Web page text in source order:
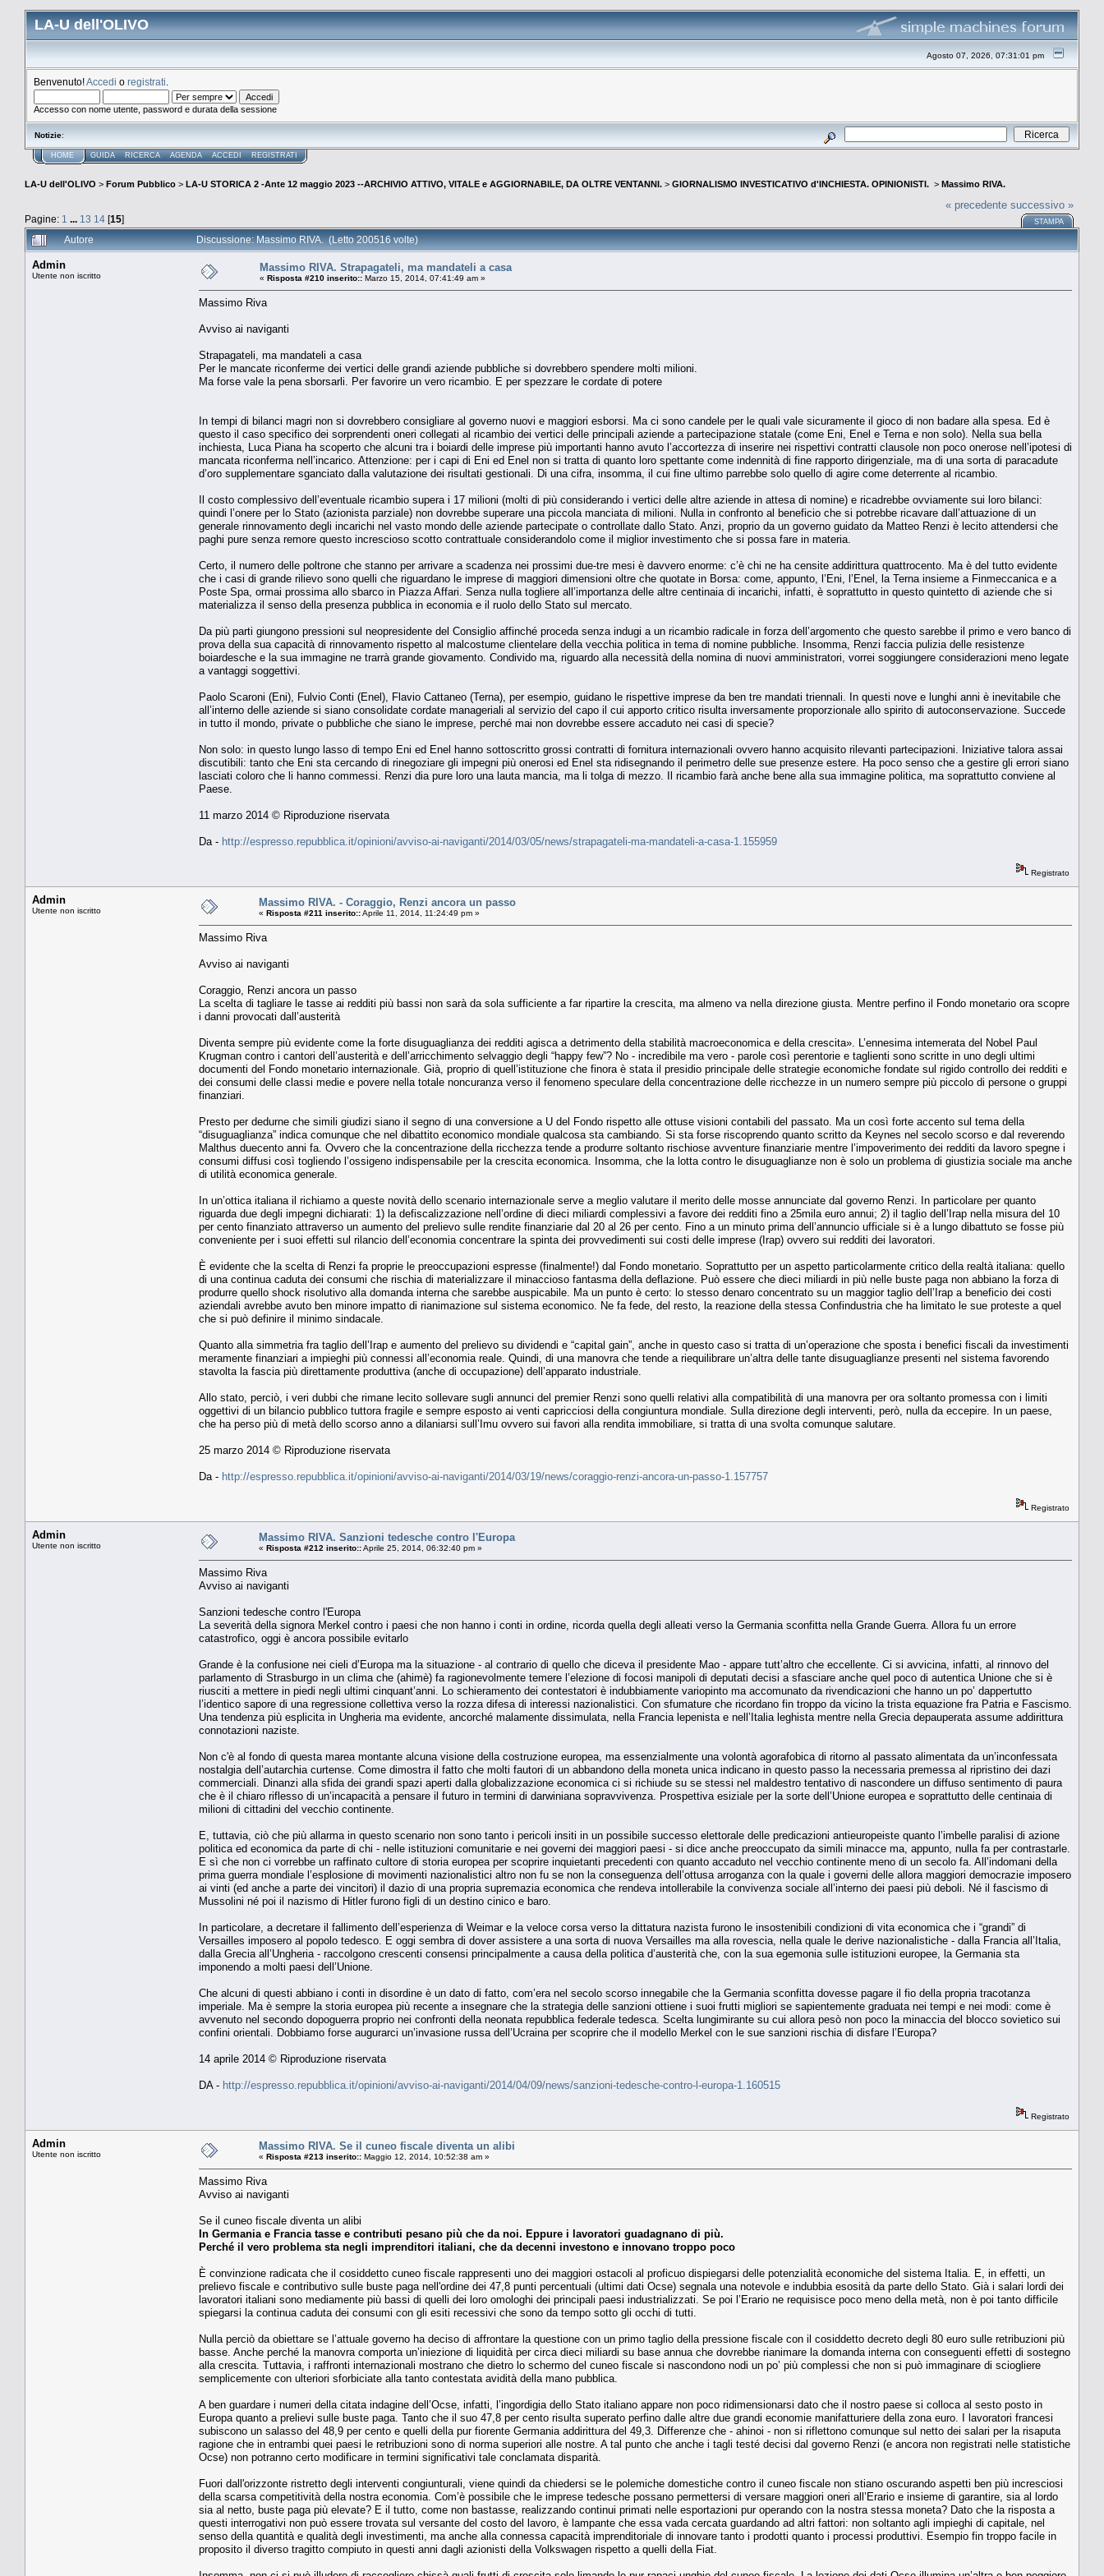
LA-U dell'OLIVO
Agosto 07, 2026, 07:31:01 pm
Benvenuto!Accedi o registrati
Accesso con nome utente, password e durata della sessione
Notizie:
HOME GUIDA RICERCA AGENDA ACCEDI REGISTRATI
LA-U dell'OLIVO > Forum Pubblico > LA-U STORICA 2 -Ante 12 maggio 2023 --ARCHIVIO ATTIVO, VITALE e AGGIORNABILE, DA OLTRE VENTANNI. > GIORNALISMO INVESTICATIVO d'INCHIESTA. OPINIONISTI. > Massimo RIVA.
Pagine: 1 ... 13 14 [15]
« precedente successivo »
STAMPA
Autore Discussione: Massimo RIVA. (Letto 200516 volte)
Admin
Utente non iscritto
Massimo RIVA. Strapagateli, ma mandateli a casa
« Risposta #210 inserito:: Marzo 15, 2014, 07:41:49 am »
Massimo Riva
Avviso ai naviganti
Strapagateli, ma mandateli a casa
Per le mancate riconferme dei vertici delle grandi aziende pubbliche si dovrebbero spendere molti milioni.
Ma forse vale la pena sborsarli. Per favorire un vero ricambio. E per spezzare le cordate di potere
In tempi di bilanci magri non si dovrebbero consigliare al governo nuovi e maggiori esborsi. Ma ci sono candele per le quali vale sicuramente il gioco di non badare alla spesa. Ed è
questo il caso specifico dei sorprendenti oneri collegati al ricambio dei vertici delle principali aziende a partecipazione statale (come Eni, Enel e Terna e non solo). Nella sua bella
inchiesta, Luca Piana ha scoperto che alcuni tra i boiardi delle imprese più importanti hanno avuto l’accortezza di inserire nei rispettivi contratti clausole non poco onerose nell’ipotesi di
mancata riconferma nell’incarico. Attenzione: per i capi di Eni ed Enel non si tratta di quanto loro spettante come indennità di fine rapporto dirigenziale, ma di una sorta di paracadute
d’oro supplementare sganciato dalla valutazione dei risultati gestionali. Di una cifra, insomma, il cui fine ultimo parrebbe solo quello di agire come deterrente al ricambio.
Il costo complessivo dell’eventuale ricambio supera i 17 milioni (molti di più considerando i vertici delle altre aziende in attesa di nomine) e ricadrebbe ovviamente sui loro bilanci:
quindi l’onere per lo Stato (azionista parziale) non dovrebbe superare una piccola manciata di milioni. Nulla in confronto al beneficio che si potrebbe ricavare dall’attuazione di un
generale rinnovamento degli incarichi nel vasto mondo delle aziende partecipate o controllate dallo Stato. Anzi, proprio da un governo guidato da Matteo Renzi è lecito attendersi che
paghi pure senza remore questo increscioso scotto contrattuale considerandolo come il miglior investimento che si possa fare in materia.
Certo, il numero delle poltrone che stanno per arrivare a scadenza nei prossimi due-tre mesi è davvero enorme: c’è chi ne ha censite addirittura quattrocento. Ma è del tutto evidente
che i casi di grande rilievo sono quelli che riguardano le imprese di maggiori dimensioni oltre che quotate in Borsa: come, appunto, l’Eni, l’Enel, la Terna insieme a Finmeccanica e a
Poste Spa, ormai prossima allo sbarco in Piazza Affari. Senza nulla togliere all’importanza delle altre centinaia di incarichi, infatti, è soprattutto in questo quintetto di aziende che si
materializza il senso della presenza pubblica in economia e il ruolo dello Stato sul mercato.
Da più parti giungono pressioni sul neopresidente del Consiglio affinché proceda senza indugi a un ricambio radicale in forza dell’argomento che questo sarebbe il primo e vero banco di
prova della sua capacità di rinnovamento rispetto al malcostume clientelare della vecchia politica in tema di nomine pubbliche. Insomma, Renzi faccia pulizia delle resistenze
boiardesche e la sua immagine ne trarrà grande giovamento. Condivido ma, riguardo alla necessità della nomina di nuovi amministratori, vorrei soggiungere considerazioni meno legate
a vantaggi soggettivi.
Paolo Scaroni (Eni), Fulvio Conti (Enel), Flavio Cattaneo (Terna), per esempio, guidano le rispettive imprese da ben tre mandati triennali. In questi nove e lunghi anni è inevitabile che
all’interno delle aziende si siano consolidate cordate manageriali al servizio del capo il cui apporto critico risulta inversamente proporzionale allo spirito di autoconservazione. Succede
in tutto il mondo, private o pubbliche che siano le imprese, perché mai non dovrebbe essere accaduto nei casi di specie?
Non solo: in questo lungo lasso di tempo Eni ed Enel hanno sottoscritto grossi contratti di fornitura internazionali ovvero hanno acquisito rilevanti partecipazioni. Iniziative talora assai
discutibili: tanto che Eni sta cercando di rinegoziare gli impegni più onerosi ed Enel sta ridisegnando il perimetro delle sue presenze estere. Ha poco senso che a gestire gli errori siano
lasciati coloro che li hanno commessi. Renzi dia pure loro una lauta mancia, ma li tolga di mezzo. Il ricambio farà anche bene alla sua immagine politica, ma soprattutto conviene al
Paese.
11 marzo 2014 © Riproduzione riservata
Da - http://espresso.repubblica.it/opinioni/avviso-ai-naviganti/2014/03/05/news/strapagateli-ma-mandateli-a-casa-1.155959
Registrato
Admin
Utente non iscritto
Massimo RIVA. - Coraggio, Renzi ancora un passo
« Risposta #211 inserito::Aprile 11, 2014, 11:24:49 pm »
Massimo Riva
Avviso ai naviganti
Coraggio, Renzi ancora un passo
La scelta di tagliare le tasse ai redditi più bassi non sarà da sola sufficiente a far ripartire la crescita, ma almeno va nella direzione giusta. Mentre perfino il Fondo monetario ora scopre
i danni provocati dall’austerità
Diventa sempre più evidente come la forte disuguaglianza dei redditi agisca a detrimento della stabilità macroeconomica e della crescita». L’ennesima intemerata del Nobel Paul
Krugman contro i cantori dell’austerità e dell’arricchimento selvaggio degli “happy few”? No - incredibile ma vero - parole così perentorie e taglienti sono scritte in uno degli ultimi
documenti del Fondo monetario internazionale. Già, proprio di quell’istituzione che finora è stata il presidio principale delle strategie economiche fondate sul rigido controllo dei redditi e
dei consumi delle classi medie e povere nella totale noncuranza verso il fenomeno speculare della concentrazione delle ricchezze in un numero sempre più piccolo di persone o gruppi
finanziari.
Presto per dedurne che simili giudizi siano il segno di una conversione a U del Fondo rispetto alle ottuse visioni contabili del passato. Ma un così forte accento sul tema della
“disuguaglianza” indica comunque che nel dibattito economico mondiale qualcosa sta cambiando. Si sta forse riscoprendo quanto scritto da Keynes nel secolo scorso e dal reverendo
Malthus duecento anni fa. Ovvero che la concentrazione della ricchezza tende a produrre soltanto rischiose avventure finanziarie mentre l’impoverimento dei redditi da lavoro spegne i
consumi diffusi così togliendo l’ossigeno indispensabile per la crescita economica. Insomma, che la lotta contro le disuguaglianze non è solo un problema di giustizia sociale ma anche
di utilità economica generale.
In un’ottica italiana il richiamo a queste novità dello scenario internazionale serve a meglio valutare il merito delle mosse annunciate dal governo Renzi. In particolare per quanto
riguarda due degli impegni dichiarati: 1) la defiscalizzazione nell’ordine di dieci miliardi complessivi a favore dei redditi fino a 25mila euro annui; 2) il taglio dell’Irap nella misura del 10
per cento finanziato attraverso un aumento del prelievo sulle rendite finanziarie dal 20 al 26 per cento. Fino a un minuto prima dell’annuncio ufficiale si è a lungo dibattuto se fosse più
conveniente per i suoi effetti sul rilancio dell’economia concentrare la spinta dei provvedimenti sui costi delle imprese (Irap) ovvero sui redditi dei lavoratori.
È evidente che la scelta di Renzi fa proprie le preoccupazioni espresse (finalmente!) dal Fondo monetario. Soprattutto per un aspetto particolarmente critico della realtà italiana: quello
di una continua caduta dei consumi che rischia di materializzare il minaccioso fantasma della deflazione. Può essere che dieci miliardi in più nelle buste paga non abbiano la forza di
produrre quello shock risolutivo alla domanda interna che sarebbe auspicabile. Ma un punto è certo: lo stesso denaro concentrato su un maggior taglio dell’Irap a beneficio dei costi
aziendali avrebbe avuto ben minore impatto di rianimazione sul sistema economico. Ne fa fede, del resto, la reazione della stessa Confindustria che ha limitato le sue proteste a quel
che si può definire il minimo sindacale.
Quanto alla simmetria fra taglio dell’Irap e aumento del prelievo su dividendi e “capital gain”, anche in questo caso si tratta di un’operazione che sposta i benefici fiscali da investimenti
meramente finanziari a impieghi più connessi all’economia reale. Quindi, di una manovra che tende a riequilibrare un’altra delle tante disuguaglianze presenti nel sistema favorendo
stavolta la fascia più direttamente produttiva (anche di occupazione) dell’apparato industriale.
Allo stato, perciò, i veri dubbi che rimane lecito sollevare sugli annunci del premier Renzi sono quelli relativi alla compatibilità di una manovra per ora soltanto promessa con i limiti
oggettivi di un bilancio pubblico tuttora fragile e sempre esposto ai venti capricciosi della congiuntura mondiale. Sulla direzione degli interventi, però, nulla da eccepire. In un paese,
che ha perso più di metà dello scorso anno a dilaniarsi sull’Imu ovvero sui favori alla rendita immobiliare, si tratta di una svolta comunque salutare.
25 marzo 2014 © Riproduzione riservata
Da - http://espresso.repubblica.it/opinioni/avviso-ai-naviganti/2014/03/19/news/coraggio-renzi-ancora-un-passo-1.157757
Registrato
Admin
Utente non iscritto
Massimo RIVA. Sanzioni tedesche contro l'Europa
« Risposta #212 inserito::Aprile 25, 2014, 06:32:40 pm »
Massimo Riva
Avviso ai naviganti
Sanzioni tedesche contro l'Europa
La severità della signora Merkel contro i paesi che non hanno i conti in ordine, ricorda quella degli alleati verso la Germania sconfitta nella Grande Guerra. Allora fu un errore
catastrofico, oggi è ancora possibile evitarlo
Grande è la confusione nei cieli d’Europa ma la situazione - al contrario di quello che diceva il presidente Mao - appare tutt’altro che eccellente. Ci si avvicina, infatti, al rinnovo del
parlamento di Strasburgo in un clima che (ahimè) fa ragionevolmente temere l’elezione di focosi manipoli di deputati decisi a sfasciare anche quel poco di autentica Unione che si è
riusciti a mettere in piedi negli ultimi cinquant’anni. Lo schieramento dei contestatori è indubbiamente variopinto ma accomunato da rivendicazioni che hanno un po’ dappertutto
l’identico sapore di una regressione collettiva verso la rozza difesa di interessi nazionalistici. Con sfumature che ricordano fin troppo da vicino la trista equazione fra Patria e Fascismo.
Una tendenza più esplicita in Ungheria ma evidente, ancorché malamente dissimulata, nella Francia lepenista e nell’Italia leghista mentre nella Grecia depauperata assume addirittura
connotazioni naziste.
Non c'è al fondo di questa marea montante alcuna visione della costruzione europea, ma essenzialmente una volontà agorafobica di ritorno al passato alimentata da un’inconfessata
nostalgia dell’autarchia curtense. Come dimostra il fatto che molti fautori di un abbandono della moneta unica indicano in questo passo la necessaria premessa al ripristino dei dazi
commerciali. Dinanzi alla sfida dei grandi spazi aperti dalla globalizzazione economica ci si richiude su se stessi nel maldestro tentativo di nascondere un diffuso sentimento di paura
che è il chiaro riflesso di un’incapacità a pensare il futuro in termini di darwiniana sopravvivenza. Prospettiva esiziale per la sorte dell’Unione europea e soprattutto delle centinaia di
milioni di cittadini del vecchio continente.
E, tuttavia, ciò che più allarma in questo scenario non sono tanto i pericoli insiti in un possibile successo elettorale delle predicazioni antieuropeiste quanto l’imbelle paralisi di azione
politica ed economica da parte di chi - nelle istituzioni comunitarie e nei governi dei maggiori paesi - si dice anche preoccupato da simili minacce ma, appunto, nulla fa per contrastarle.
E sì che non ci vorrebbe un raffinato cultore di storia europea per scoprire inquietanti precedenti con quanto accaduto nel vecchio continente meno di un secolo fa. All’indomani della
prima guerra mondiale l’esplosione di movimenti nazionalistici altro non fu se non la conseguenza dell’ottusa arroganza con la quale i governi delle allora maggiori democrazie imposero
ai vinti (ed anche a parte dei vincitori) il dazio di una propria supremazia economica che rendeva intollerabile la convivenza sociale all’interno dei paesi più deboli. Né il fascismo di
Mussolini né poi il nazismo di Hitler furono figli di un destino cinico e baro.
In particolare, a decretare il fallimento dell’esperienza di Weimar e la veloce corsa verso la dittatura nazista furono le insostenibili condizioni di vita economica che i “grandi” di
Versailles imposero al popolo tedesco. E oggi sembra di dover assistere a una sorta di nuova Versailles ma alla rovescia, nella quale le derive nazionalistiche - dalla Francia all’Italia,
dalla Grecia all’Ungheria - raccolgono crescenti consensi principalmente a causa della politica d’austerità che, con la sua egemonia sulle istituzioni europee, la Germania sta
imponendo a molti paesi dell’Unione.
Che alcuni di questi abbiano i conti in disordine è un dato di fatto, com’era nel secolo scorso innegabile che la Germania sconfitta dovesse pagare il fio della propria tracotanza
imperiale. Ma è sempre la storia europea più recente a insegnare che la strategia delle sanzioni ottiene i suoi frutti migliori se sapientemente graduata nei tempi e nei modi: come è
avvenuto nel secondo dopoguerra proprio nei confronti della neonata repubblica federale tedesca. Scelta lungimirante su cui allora pesò non poco la minaccia del blocco sovietico sui
confini orientali. Dobbiamo forse augurarci un’invasione russa dell’Ucraina per scoprire che il modello Merkel con le sue sanzioni rischia di disfare l’Europa?
14 aprile 2014 © Riproduzione riservata
DA - http://espresso.repubblica.it/opinioni/avviso-ai-naviganti/2014/04/09/news/sanzioni-tedesche-contro-l-europa-1.160515
Registrato
Admin
Utente non iscritto
Massimo RIVA. Se il cuneo fiscale diventa un alibi
« Risposta #213 inserito:: Maggio 12, 2014, 10:52:38 am »
Massimo Riva
Avviso ai naviganti
Se il cuneo fiscale diventa un alibi
In Germania e Francia tasse e contributi pesano più che da noi. Eppure i lavoratori guadagnano di più.
Perché il vero problema sta negli imprenditori italiani, che da decenni investono e innovano troppo poco
È convinzione radicata che il cosiddetto cuneo fiscale rappresenti uno dei maggiori ostacoli al proficuo dispiegarsi delle potenzialità economiche del sistema Italia. E, in effetti, un
prelievo fiscale e contributivo sulle buste paga nell'ordine dei 47,8 punti percentuali (ultimi dati Ocse) segnala una notevole e indubbia esosità da parte dello Stato. Già i salari lordi dei
lavoratori italiani sono mediamente più bassi di quelli dei loro omologhi dei principali paesi industrializzati. Se poi l’Erario ne requisisce poco meno della metà, non è poi tanto difficile
spiegarsi la continua caduta dei consumi con gli esiti recessivi che sono da tempo sotto gli occhi di tutti.
Nulla perciò da obiettare se l’attuale governo ha deciso di affrontare la questione con un primo taglio della pressione fiscale con il cosiddetto decreto degli 80 euro sulle retribuzioni più
basse. Anche perché la manovra comporta un’iniezione di liquidità per circa dieci miliardi su base annua che dovrebbe rianimare la domanda interna con conseguenti effetti di sostegno
alla crescita. Tuttavia, i raffronti internazionali mostrano che dietro lo schermo del cuneo fiscale si nascondono nodi un po’ più complessi che non si può immaginare di sciogliere
semplicemente con ulteriori sforbiciate alla tanto contestata avidità della mano pubblica.
A ben guardare i numeri della citata indagine dell’Ocse, infatti, l’ingordigia dello Stato italiano appare non poco ridimensionarsi dato che il nostro paese si colloca al sesto posto in
Europa quanto a prelievi sulle buste paga. Tanto che il suo 47,8 per cento risulta superato perfino dalle altre due grandi economie manifatturiere della zona euro. I lavoratori francesi
subiscono un salasso del 48,9 per cento e quelli della pur fiorente Germania addirittura del 49,3. Differenze che - ahinoi - non si riflettono comunque sul netto dei salari per la risaputa
ragione che in entrambi quei paesi le retribuzioni sono di norma superiori alle nostre. A tal punto che anche i tagli testé decisi dal governo Renzi (e ancora non registrati nelle statistiche
Ocse) non potranno certo modificare in termini significativi tale conclamata disparità.
Fuori dall'orizzonte ristretto degli interventi congiunturali, viene quindi da chiedersi se le polemiche domestiche contro il cuneo fiscale non stiano oscurando aspetti ben più incresciosi
della scarsa competitività della nostra economia. Com’è possibile che le imprese tedesche possano permettersi di versare maggiori oneri all’Erario e insieme di garantire, sia al lordo
sia al netto, buste paga più elevate? E il tutto, come non bastasse, realizzando continui primati nelle esportazioni pur operando con la nostra stessa moneta? Dato che la risposta a
questi interrogativi non può essere trovata sul versante del costo del lavoro, è lampante che essa vada cercata guardando ad altri fattori: non soltanto agli impieghi di capitale, nel
senso della quantità e qualità degli investimenti, ma anche alla connessa capacità imprenditoriale di innovare tanto i prodotti quanto i processi produttivi. Esempio fin troppo facile in
proposito il diverso tragitto compiuto in questi anni dagli azionisti della Volkswagen rispetto a quelli della Fiat.